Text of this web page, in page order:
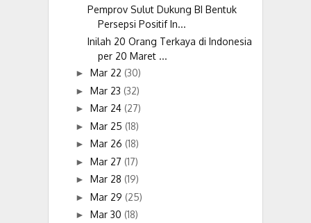
Pemprov Sulut Dukung BI Bentuk
Persepsi Positif In...
Inilah 20 Orang Terkaya di Indonesia
per 20 Maret ...
► Mar 22 (30)
► Mar 23 (32)
► Mar 24 (27)
► Mar 25 (18)
► Mar 26 (18)
► Mar 27 (17)
► Mar 28 (19)
► Mar 29 (25)
► Mar 30 (18)